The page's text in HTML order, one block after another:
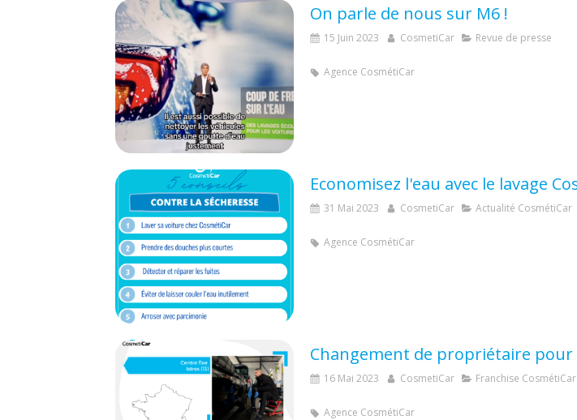
On parle de nous sur M6 !
15 Juin 2023 CosmetiCar Revue de presse
Agence CosmétiCar
31 Mai 2023 CosmetiCar Actualité CosmétiCar
Agence CosmétiCar
16 Mai 2023 CosmetiCar Franchise CosmétiCar
Agence CosmétiCar